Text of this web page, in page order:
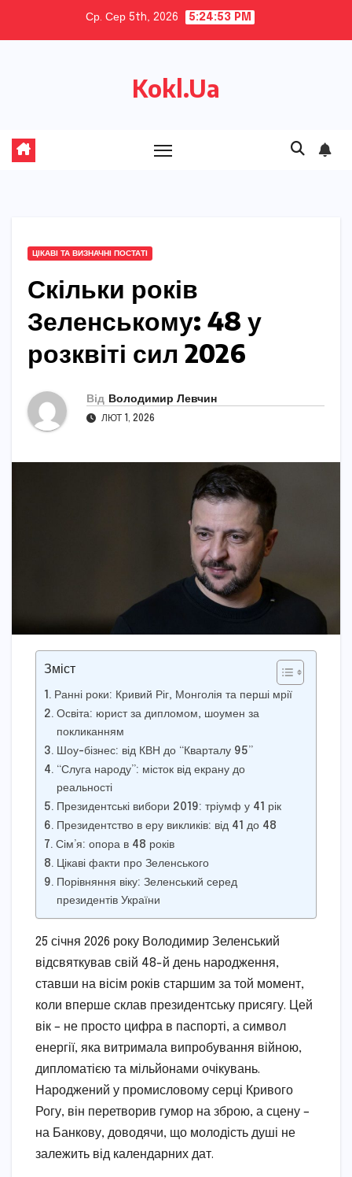
Ср. Сер 5th, 2026 5:24:54 PM
Kokl.Ua
ЦІКАВІ ТА ВИЗНАЧНІ ПОСТАТІ
Скільки років
Зеленському: 48 у
розквіті сил 2026
Від Володимир Левчин
ЛЮТ 1, 2026
Зміст
Ранні роки: Кривий Ріг, Монголія та перші мрії
Освіта: юрист за дипломом, шоумен за
покликанням
Шоу-бізнес: від КВН до “Кварталу 95”
“Слуга народу”: місток від екрану до
реальності
Президентські вибори 2019: тріумф у 41 рік
Президентство в еру викликів: від 41 до 48
Сім’я: опора в 48 років
Цікаві факти про Зеленського
Порівняння віку: Зеленський серед
президентів України
25 січня 2026 року Володимир Зеленський
відсвяткував свій 48-й день народження,
ставши на вісім років старшим за той момент,
коли вперше склав президентську присягу. Цей
вік – не просто цифра в паспорті, а символ
енергії, яка витримала випробування війною,
дипломатією та мільйонами очікувань.
Народжений у промисловому серці Кривого
Рогу, він перетворив гумор на зброю, а сцену –
на Банкову, доводячи, що молодість душі не
залежить від календарних дат.